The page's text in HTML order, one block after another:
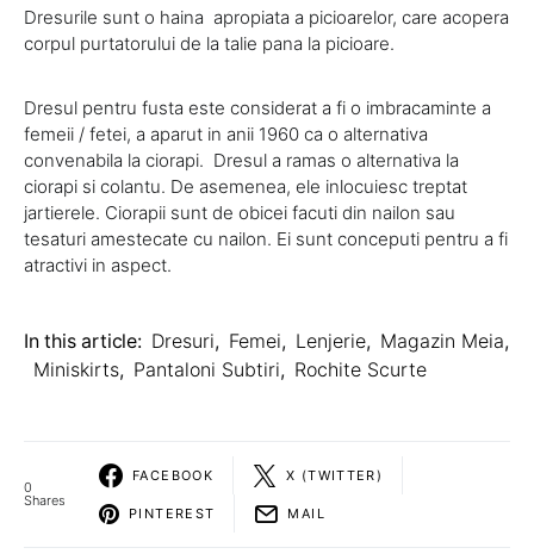
Dresurile sunt o haina apropiata a picioarelor, care acopera
corpul purtatorului de la talie pana la picioare.
Dresul pentru fusta este considerat a fi o imbracaminte a
femeii / fetei, a aparut in anii 1960 ca o alternativa
convenabila la ciorapi. Dresul a ramas o alternativa la
ciorapi si colantu. De asemenea, ele inlocuiesc treptat
jartierele. Ciorapii sunt de obicei facuti din nailon sau
tesaturi amestecate cu nailon. Ei sunt conceputi pentru a fi
atractivi in aspect.
In this article: Dresuri, Femei, Lenjerie, Magazin Meia,
Miniskirts, Pantaloni Subtiri, Rochite Scurte
0
Shares
FACEBOOK X (TWITTER)
PINTEREST MAIL